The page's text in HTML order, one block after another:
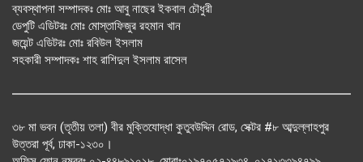
ব্যবস্থাপনা সম্পাদকঃ মোঃ আবু নাছের ইকবাল চৌধুরী
ডেপুটি এডিটরঃ মোঃ মোস্তাফিজুর রহমান খান
জয়েন্ট এডিটরঃ মোঃ রবিউল ইসলাম
সহকারী সম্পাদকঃ শাহ রাশিদুল ইসলাম রাসেল
৩৮ মা ভবন (তৃতীয় তলা) বীর মুক্তিযোদ্ধা কুতুবউদ্দিন রোড, সেক্টর #৮ আব্দুল্লাহপুর
উত্তরা পূর্ব, ঢাকা-১২৩০।